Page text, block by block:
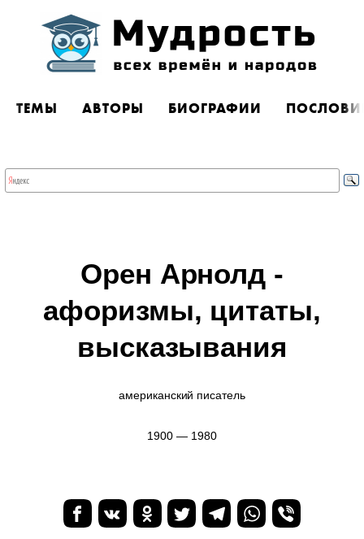
ТЕМЫ АВТОРЫ БИОГРАФИИ
Орен Арнолд -
афоризмы, цитаты,
высказывания
американский писатель
1900 — 1980